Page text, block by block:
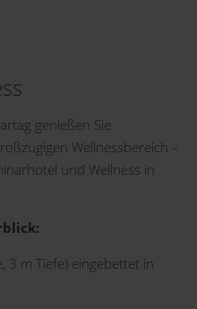
genießen Sie
Wellnessbereich –
und Wellness in
3 m Tiefe) eingebettet in